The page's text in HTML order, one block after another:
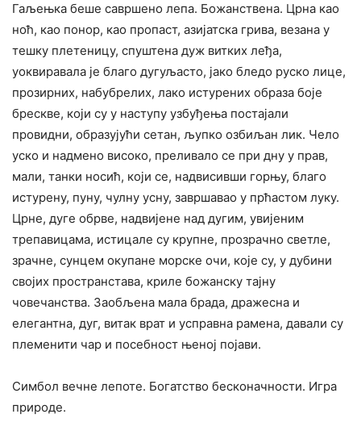
Гаљењка беше савршено лепа. Божанствена. Црна као
ноћ, као понор, као пропаст, азијатска грива, везана у
тешку плетеницу, спуштена дуж витких леђа,
уоквиравала је благо дугуљасто, јако бледо руско лице,
прозирних, набубрелих, лако истурених образа боје
брескве, који су у наступу узбуђења постајали
провидни, образујући сетан, љупко озбиљан лик. Чело
уско и надмено високо, преливало се при дну у прав,
мали, танки носић, који се, надвисивши горњу, благо
истурену, пуну, чулну усну, завршавао у прћастом луку.
Црне, дуге обрве, надвијене над дугим, увијеним
трепавицама, истицале су крупне, прозрачно светле,
зрачне, сунцем окупане морске очи, које су, у дубини
својих пространстава, криле божанску тајну
човечанства. Заобљена мала брада, дражесна и
елегантна, дуг, витак врат и усправна рамена, давали су
племенити чар и посебност њеној појави.
Симбол вечне лепоте. Богатство бесконачности. Игра
природе.